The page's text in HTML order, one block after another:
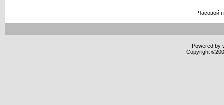
Часовой
Powered by
Copyright